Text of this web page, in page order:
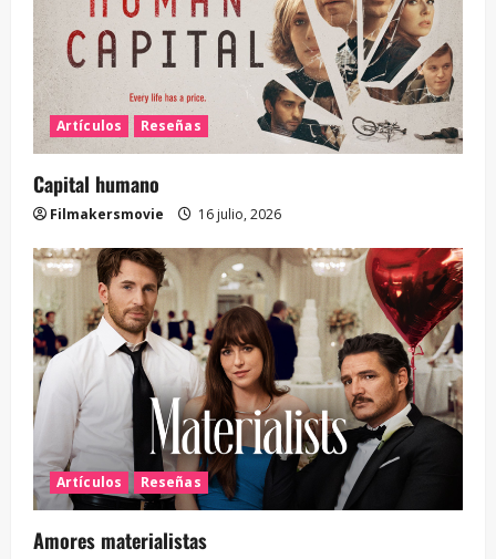
Artículos Reseñas
Capital humano
Filmakersmovie 16 julio, 2026
Artículos Reseñas
Amores materialistas